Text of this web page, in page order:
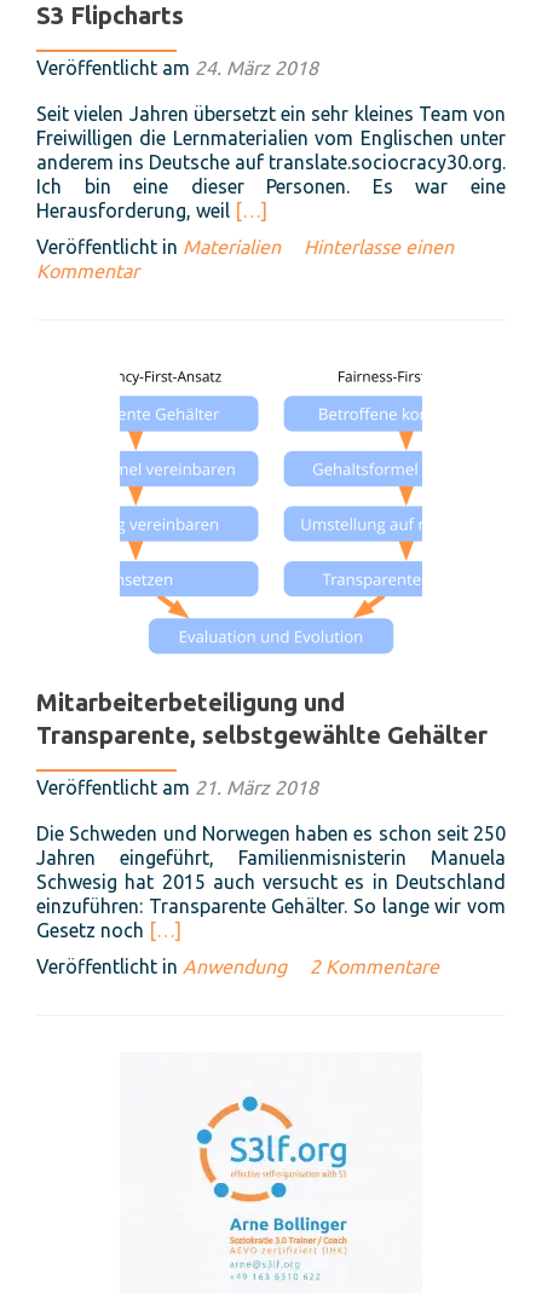
S3 Flipcharts
Veröffentlicht am 24. März 2018
Seit vielen Jahren übersetzt ein sehr kleines Team von
Freiwilligen die Lernmaterialien vom Englischen unter
anderem ins Deutsche auf translate.sociocracy30.org.
Ich bin eine dieser Personen. Es war eine
Herausforderung, weil Read
more
about
[…]
Veröffentlicht in Materialien
Hinterlasse einen
Kommentar
Mitarbeiterbeteiligung und
Transparente, selbstgewählte Gehälter
Veröffentlicht am 21. März 2018
Die Schweden und Norwegen haben es schon seit 250
Jahren eingeführt, Familienmisnisterin Manuela
Schwesig hat 2015 auch versucht es in Deutschland
einzuführen: Transparente Gehälter. So lange wir vom
Gesetz noch Read
more
about
[…]
Veröffentlicht in Anwendung 2 Kommentare